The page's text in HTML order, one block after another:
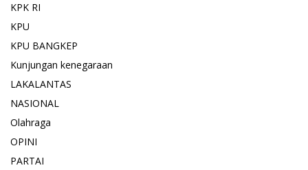
KPK RI
KPU
KPU BANGKEP
Kunjungan kenegaraan
LAKALANTAS
NASIONAL
Olahraga
OPINI
PARTAI